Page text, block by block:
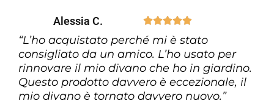
Alessia C. 
“L’ho acquistato perché mi è stato
consigliato da un amico. L’ho usato per
rinnovare il mio divano che ho in giardino.
Questo prodotto davvero è eccezionale, il
mio divano è tornato davvero nuovo.”